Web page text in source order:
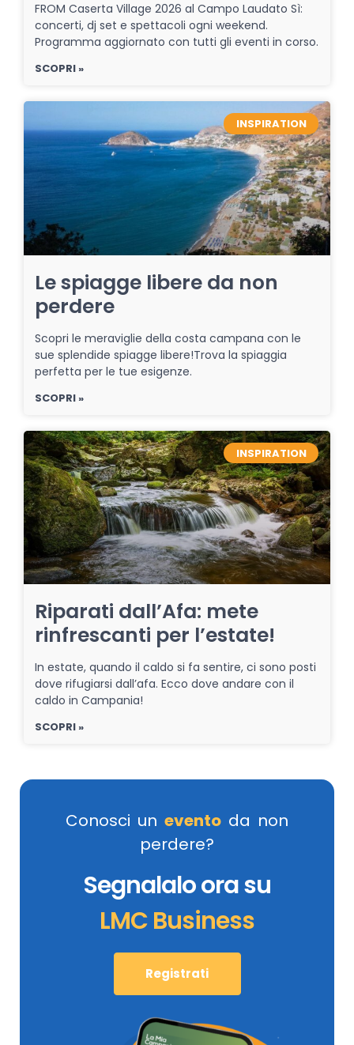
FROM Caserta Village 2026 al Campo Laudato Sì:
concerti, dj set e spettacoli ogni weekend.
Programma aggiornato con tutti gli eventi in corso.
SCOPRI »
INSPIRATION
Le spiagge libere da non
perdere
Scopri le meraviglie della costa campana con le
sue splendide spiagge libere!Trova la spiaggia
perfetta per le tue esigenze.
SCOPRI »
INSPIRATION
Riparati dall’Afa: mete
rinfrescanti per l’estate!
In estate, quando il caldo si fa sentire, ci sono posti
dove rifugiarsi dall’afa. Ecco dove andare con il
caldo in Campania!
SCOPRI »
Conosci un evento da non
perdere?
Segnalalo ora su
LMC Business
Registrati